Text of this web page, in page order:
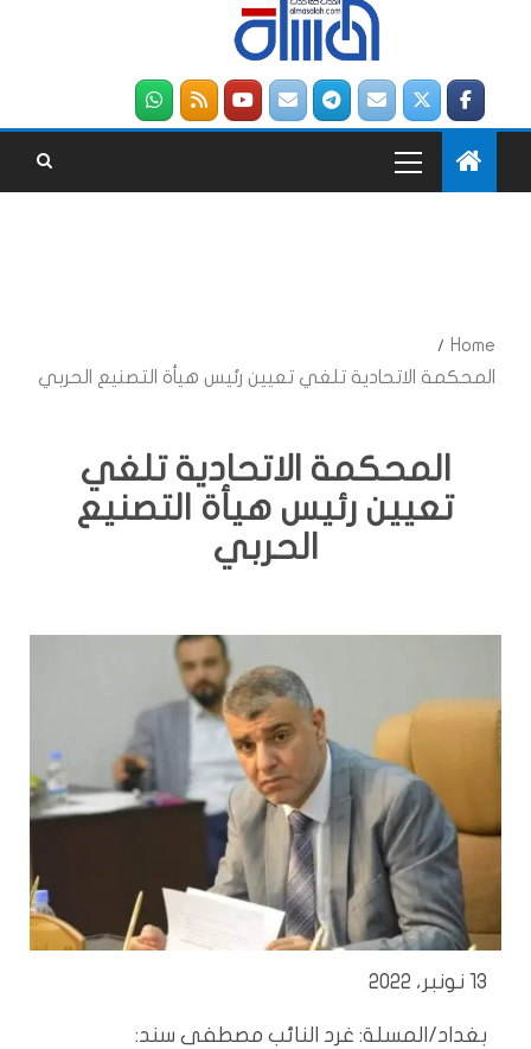
Home
المحكمة الاتحادية تلغي تعيين رئيس هيأة التصنيع الحربي
المحكمة الاتحادية تلغي
تعيين رئيس هيأة التصنيع
الحربي
13 نونبر، 2022
بغداد/المسلة: غرد النائب مصطفى سند: